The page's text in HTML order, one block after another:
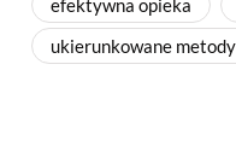
efektywna opieka
ukierunkowane